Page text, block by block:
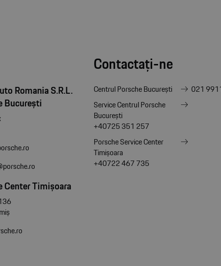
Romania S.R.L.
București
Center Timișoara
Contactați-ne
Centrul Porsche București
021
Service Centrul Porsche
București
+40725 351 257
Porsche Service Center
Timișoara
+40722 467 735